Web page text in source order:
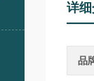
详
品